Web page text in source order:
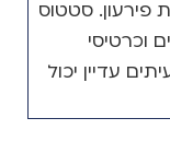
סטטוס
וכרטיסי
עדיין יכול